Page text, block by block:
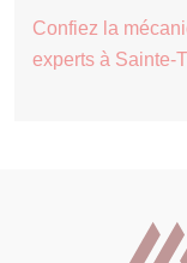
Confiez la
experts à Sainte-